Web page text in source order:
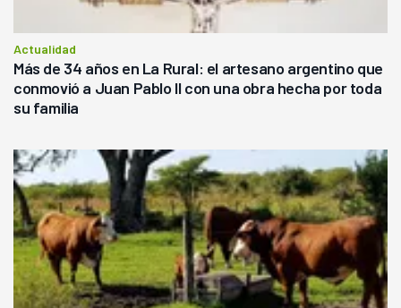
Actualidad
Más de 34 años en La Rural: el artesano argentino que
conmovió a Juan Pablo II con una obra hecha por toda
su familia